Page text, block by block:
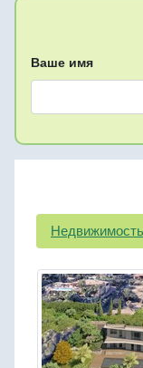
Ваше имя